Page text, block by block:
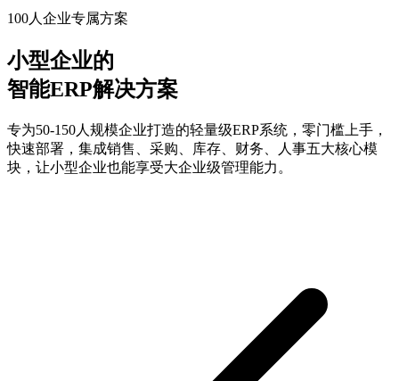
100人企业专属方案
小型企业的
智能ERP解决方案
专为50-150人规模企业打造的轻量级ERP系统，零门槛上手，
快速部署，集成销售、采购、库存、财务、人事五大核心模
块，让小型企业也能享受大企业级管理能力。